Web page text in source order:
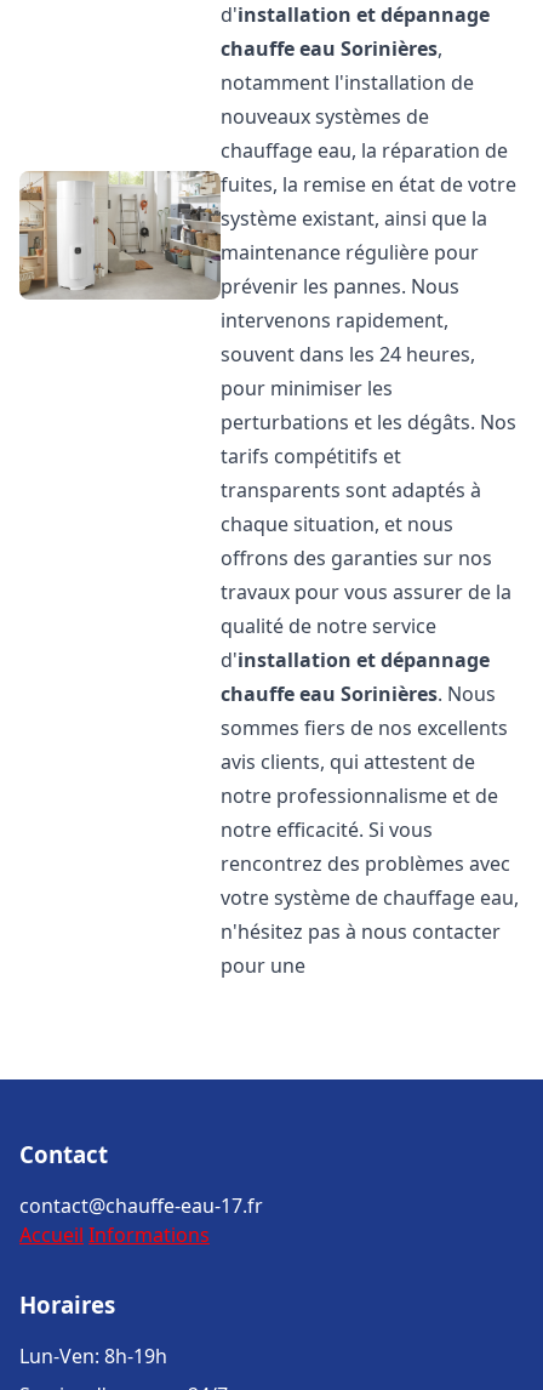
d'installation et dépannage
chauffe eau Sorinières,
notamment l'installation de
nouveaux systèmes de
chauffage eau, la réparation de
fuites, la remise en état de votre
système existant, ainsi que la
maintenance régulière pour
prévenir les pannes. Nous
intervenons rapidement,
souvent dans les 24 heures,
pour minimiser les
perturbations et les dégâts. Nos
tarifs compétitifs et
transparents sont adaptés à
chaque situation, et nous
offrons des garanties sur nos
travaux pour vous assurer de la
qualité de notre service
d'installation et dépannage
chauffe eau Sorinières. Nous
sommes fiers de nos excellents
avis clients, qui attestent de
notre professionnalisme et de
notre efficacité. Si vous
rencontrez des problèmes avec
votre système de chauffage eau,
n'hésitez pas à nous contacter
pour une
Contact
contact@chauffe-eau-17.fr
Accueil Informations
Horaires
Lun-Ven: 8h-19h